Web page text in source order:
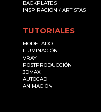
BACKPLATES
INSPIRACIÓN / ARTISTAS
TUTORIALES
MODELADO
ILUMINACIÓN
VRAY
POSTPRODUCCIÓN
3DMAX
AUTOCAD
ANIMACIÓN